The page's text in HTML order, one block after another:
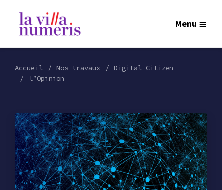
Menu
Accueil Nos travaux
Digital Citizen
l’Opinion